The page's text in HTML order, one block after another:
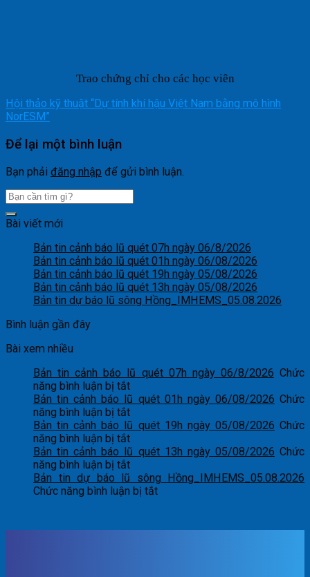
Trao chứng chỉ cho các học viên
Hội thảo kỹ thuật “Dự tính khí hậu Việt Nam bằng mô hình
NorESM”
Để lại một bình luận
Bạn phải đăng nhập để gửi bình luận.
Bài viết mới
Bản tin cảnh báo lũ quét 07h ngày 06/8/2026
Bản tin cảnh báo lũ quét 01h ngày 06/08/2026
Bản tin cảnh báo lũ quét 19h ngày 05/08/2026
Bản tin cảnh báo lũ quét 13h ngày 05/08/2026
Bản tin dự báo lũ sông Hồng_IMHEMS_05.08.2026
Bình luận gần đây
Bài xem nhiều
Bản tin cảnh báo lũ quét 07h ngày 06/8/2026 Chức
năng bình luận bị tắtở
Bản
tin
cảnh
báo
lũ
quét
07h
ngày
Bản tin cảnh báo lũ quét 01h ngày 06/08/2026 Chức
năng bình luận bị tắtở
Bản
tin
cảnh
báo
lũ
quét
06/08/2026
Bản tin cảnh báo lũ quét 19h ngày 05/08/2026 Chức
năng bình luận bị tắtở
Bản
tin
cảnh
báo
19h
Bản tin cảnh báo lũ quét 13h ngày 05/08/2026 Chức
năng bình luận bị tắtở
Bản
tin
lũ
Bản tin dự báo lũ sông Hồng_IMHEMS_05.08.2026
Chức năng bình luận bị tắtở
dự